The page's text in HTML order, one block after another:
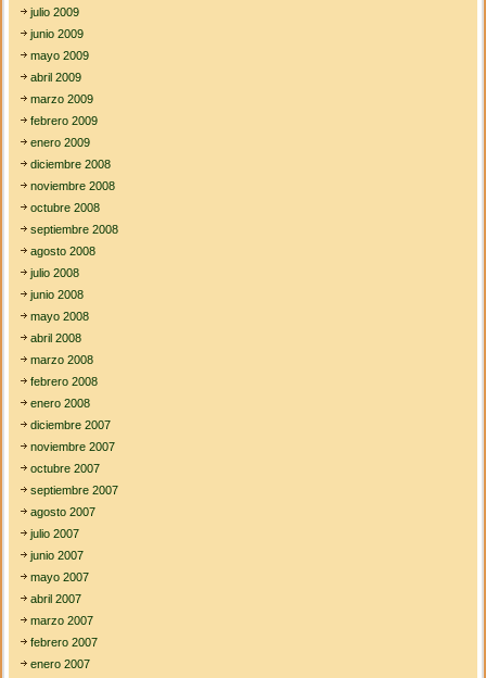
julio 2009
junio 2009
mayo 2009
abril 2009
marzo 2009
febrero 2009
enero 2009
diciembre 2008
noviembre 2008
octubre 2008
septiembre 2008
agosto 2008
julio 2008
junio 2008
mayo 2008
abril 2008
marzo 2008
febrero 2008
enero 2008
diciembre 2007
noviembre 2007
octubre 2007
septiembre 2007
agosto 2007
julio 2007
junio 2007
mayo 2007
abril 2007
marzo 2007
febrero 2007
enero 2007